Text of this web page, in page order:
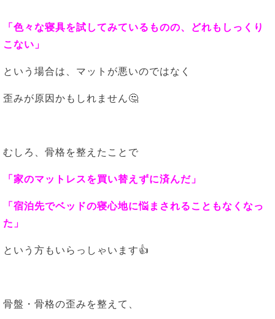
「色々な寝具を試してみているものの、どれもしっくり
こない」
という場合は、マットが悪いのではなく
歪みが原因かもしれません🤔
むしろ、骨格を整えたことで
「家のマットレスを買い替えずに済んだ」
「宿泊先でベッドの寝心地に悩まされることもなくなっ
た」
という方もいらっしゃいます👍
骨盤・骨格の歪みを整えて、